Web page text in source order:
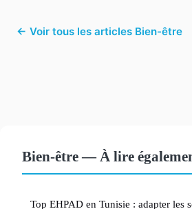
← Voir tous les articles Bien-être
Bien-être — À lire
Top EHPAD en Tunisie : adapter les